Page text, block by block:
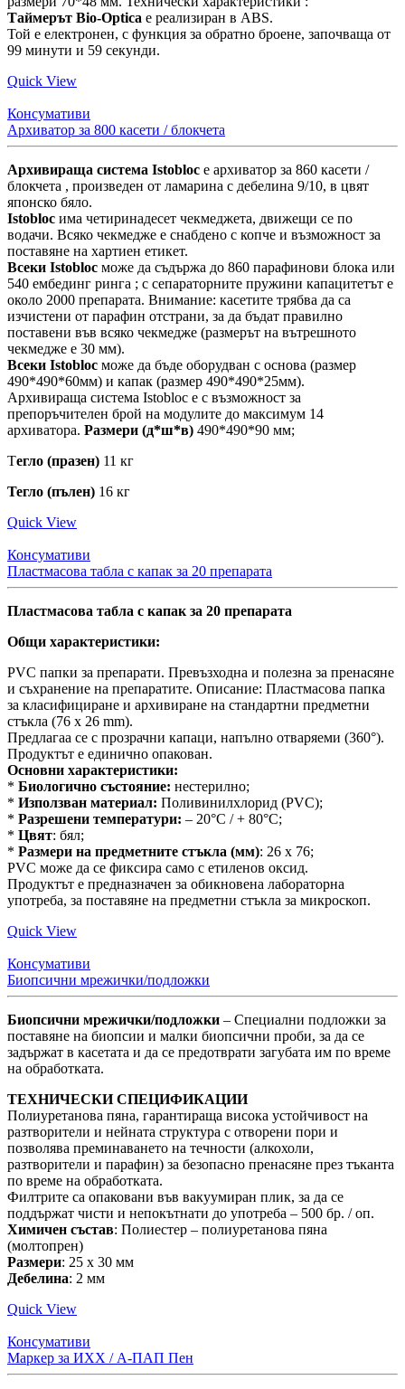
Таймерът Bio-Optica е реализиран в ABS.
Той е електронен, с функция за обратно броене, започваща от
99 минути и 59 секунди.
Quick View
Консумативи
Архиватор за 800 касети / блокчета
Архивираща система Istobloc е архиватор за 860 касети /
блокчета , произведен от ламарина с дебелина 9/10, в цвят
японско бяло.
Istobloc има четиринадесет чекмеджета, движещи се по
водачи. Всяко чекмедже е снабдено с копче и възможност за
поставяне на хартиен етикет.
Всеки Istobloc може да съдържа до 860 парафинови блока или
540 ембединг ринга ; с сепараторните пружини капацитетът е
около 2000 препарата. Внимание: касетите трябва да са
изчистени от парафин отстрани, за да бъдат правилно
поставени във всяко чекмедже (размерът на вътрешното
чекмедже е 30 мм).
Всеки Istobloc може да бъде оборудван с основа (размер
490*490*60мм) и капак (размер 490*490*25мм).
Архивираща система Istobloc е с възможност за
препоръчителен брой на модулите до максимум 14
архиватора. Размери (д*ш*в) 490*490*90 мм;
Тегло (празен) 11 кг
Тегло (пълен) 16 кг
Quick View
Консумативи
Пластмасова табла с капак за 20 препарата
Пластмасова табла с капак за 20 препарата
Общи характеристики:
PVC папки за препарати. Превъзходна и полезна за пренасяне
и съхранение на препаратите. Описание: Пластмасова папка
за класифициране и архивиране на стандартни предметни
стъкла (76 x 26 mm).
Предлагаа се с прозрачни капаци, напълно отваряеми (360°).
Продуктът е единично опакован.
Основни характеристики:
* Биологично състояние: нестерилно;
* Използван материал: Поливинилхлорид (PVC);
* Разрешени температури: – 20°C / + 80°C;
* Цвят: бял;
* Размери на предметните стъкла (мм): 26 x 76;
PVC може да се фиксира само с етиленов оксид.
Продуктът е предназначен за обикновена лабораторна
употреба, за поставяне на предметни стъкла за микроскоп.
Quick View
Консумативи
Биопсични мрежички/подложки
Биопсични мрежички/подложки – Специални подложки за
поставяне на биопсии и малки биопсични проби, за да се
задържат в касетата и да се предотврати загубата им по време
на обработката.
ТЕХНИЧЕСКИ СПЕЦИФИКАЦИИ
Полиуретанова пяна, гарантираща висока устойчивост на
разтворители и нейната структура с отворени пори и
позволява преминаването на течности (алкохоли,
разтворители и парафин) за безопасно пренасяне през тъканта
по време на обработката.
Филтрите са опаковани във вакуумиран плик, за да се
поддържат чисти и непокътнати до употреба – 500 бр. / оп.
Химичен състав: Полиестер – полиуретанова пяна
(молтопрен)
Размери: 25 х 30 мм
Дебелина: 2 мм
Quick View
Консумативи
Маркер за ИХХ / А-ПАП Пен